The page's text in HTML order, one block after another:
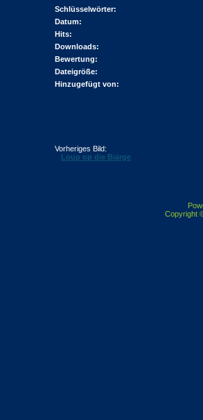
Schlüsselwörter:
Datum:
Hits:
Downloads:
Bewertung:
Dateigröße:
Hinzugefügt von:
Vorheriges Bild:
Loup op die Biärge
Copyright